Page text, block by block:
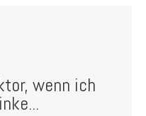
wenn ich